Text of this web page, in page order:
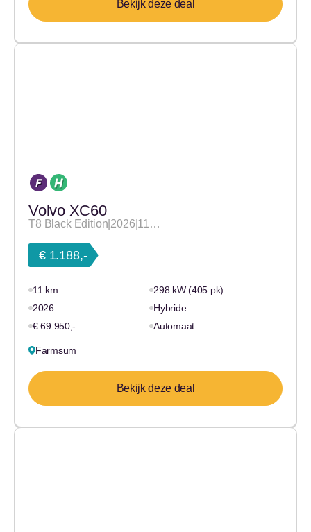
Bekijk deze deal
Volvo XC60
T8 Black Edition|2026|11…
€ 1.188,-
11 km
298 kW (405 pk)
2026
Hybride
€ 69.950,-
Automaat
Farmsum
Bekijk deze deal